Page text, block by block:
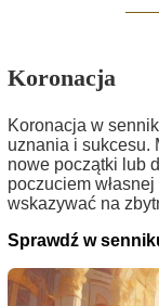
Koronacja
Koronacja w
uznania i sukcesu.
nowe początki lub
poczuciem
wskazywać na
Sprawdź w